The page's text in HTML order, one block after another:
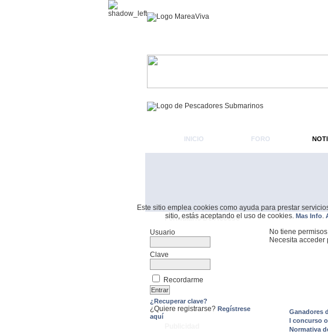
Este sitio emplea cookies como ayuda para prestar
sitio, estás aceptando el uso de cookies. Mas Info.
INICIO FORO
Formulario De Acceso
Usuario
Clave
Recordarme
¿Recuperar clave?
¿Quiere registrarse? Regístrese
aquí
No tiene
Necesita acceder
Ganadores
I concurso
Normativa